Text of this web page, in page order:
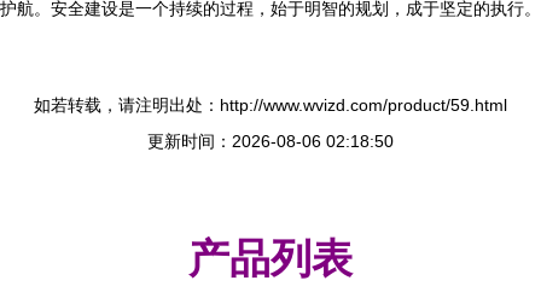
护航。安全建设是一个持续的过程，始于明智的规划，成于坚定的执行。
如若转载，请注明出处：http://www.wvizd.com/product/59.html
更新时间：2026-08-06 02:18:50
产品列表